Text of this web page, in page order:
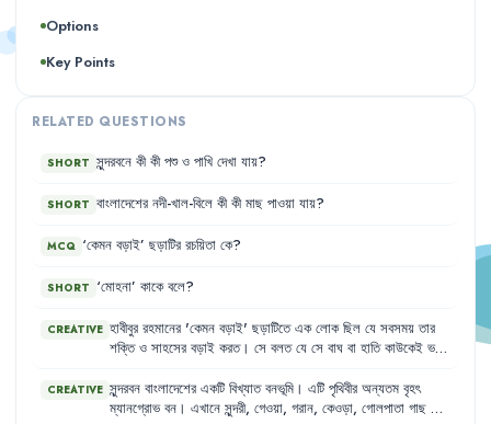
Options
Key Points
RELATED QUESTIONS
SHORT সুন্দরবনে কী কী পশু ও পাখি দেখা যায়?
SHORT বাংলাদেশের নদী-খাল-বিলে কী কী মাছ পাওয়া যায়?
MCQ ‘কেমন বড়াই’ ছড়াটির রচয়িতা কে?
SHORT ‘মোহনা’ কাকে বলে?
CREATIVE হাবীবুর রহমানের 'কেমন বড়াই' ছড়াটিতে এক লোক ছিল যে সবসময় তার
শক্তি ও সাহসের বড়াই করত। সে বলত যে সে বাঘ বা হাতি কাউকেই ভয়
সবাই ভয়ে ঘরে খিল দিয়ে থাকত। কিন্তু একদিন ভোরে দেখা গেল যে,
লোকটি উইপোকা দেখে ভয়ে কাঁপছে এবং গড়িয়ে বেড়াচ্ছে।
CREATIVE সুন্দরবন বাংলাদেশের একটি বিখ্যাত বনভূমি । এটি পৃথিবীর অন্যতম বৃহৎ
ম্যানগ্রোভ বন । এখানে সুন্দরী, গেওয়া, গরান, কেওড়া, গোলপাতা গাছ দেখা